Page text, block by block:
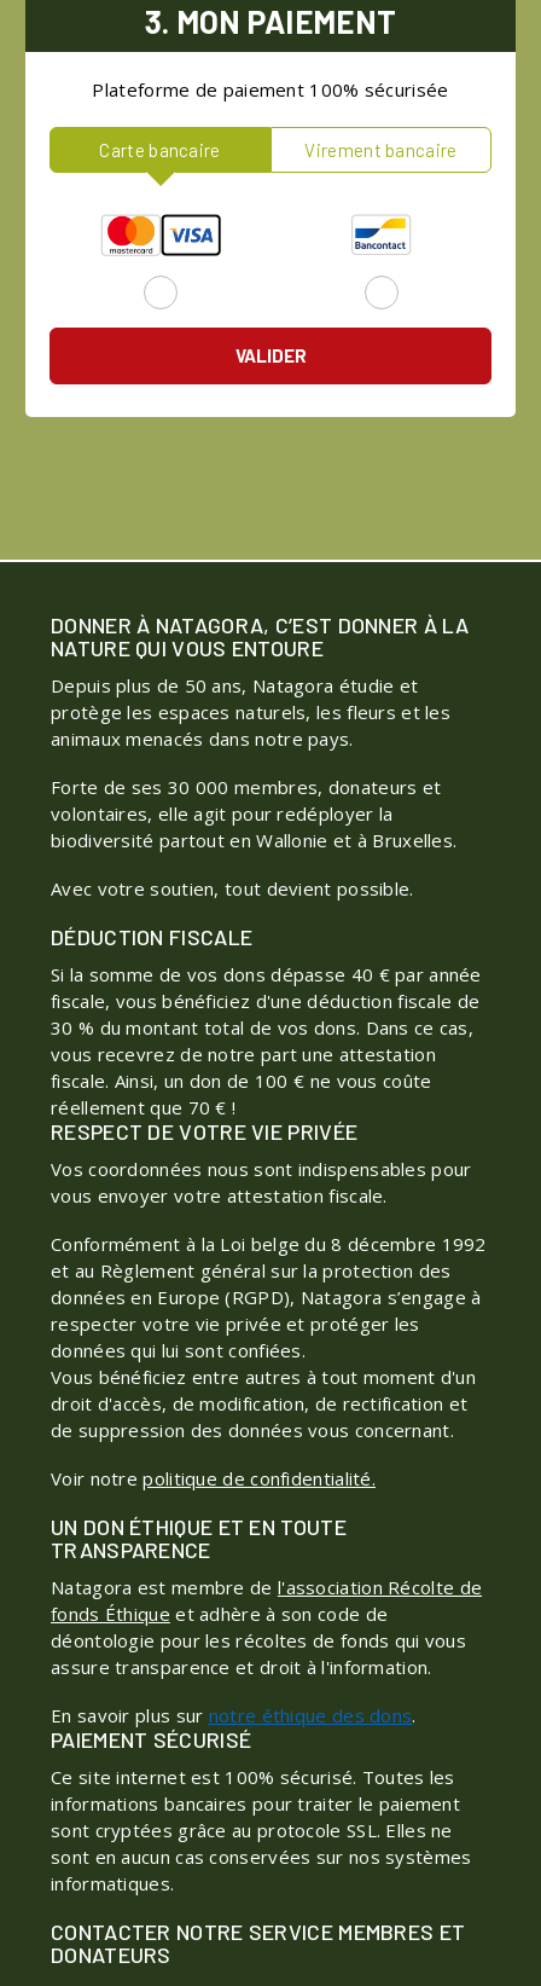
3. MON PAIEMENT
Plateforme de paiement 100% sécurisée
Carte bancaire Virement bancaire
VALIDER
DONNER À NATAGORA, C’EST DONNER À LA
NATURE QUI VOUS ENTOURE
Depuis plus de 50 ans, Natagora étudie et
protège les espaces naturels, les fleurs et les
animaux menacés dans notre pays.
Forte de ses 30 000 membres, donateurs et
volontaires, elle agit pour redéployer la
biodiversité partout en Wallonie et à Bruxelles.
Avec votre soutien, tout devient possible.
DÉDUCTION FISCALE
Si la somme de vos dons dépasse 40 € par année
fiscale, vous bénéficiez d'une déduction fiscale de
30 % du montant total de vos dons. Dans ce cas,
vous recevrez de notre part une attestation
fiscale. Ainsi, un don de 100 € ne vous coûte
réellement que 70 € !
RESPECT DE VOTRE VIE PRIVÉE
Vos coordonnées nous sont indispensables pour
vous envoyer votre attestation fiscale.
Conformément à la Loi belge du 8 décembre 1992
et au Règlement général sur la protection des
données en Europe (RGPD), Natagora s’engage à
respecter votre vie privée et protéger les
données qui lui sont confiées.
Vous bénéficiez entre autres à tout moment d'un
droit d'accès, de modification, de rectification et
de suppression des données vous concernant.
Voir notrepolitique de confidentialité.
UN DON ÉTHIQUE ET EN TOUTE
TRANSPARENCE
Natagora est membre de l'association Récolte de
fonds Éthique et adhère à son code de
déontologie pour les récoltes de fonds qui vous
assure transparence et droit à l'information.
En savoir plus sur notre éthique des dons.
PAIEMENT SÉCURISÉ
Ce site internet est 100% sécurisé. Toutes les
informations bancaires pour traiter le paiement
sont cryptées grâce au protocole SSL. Elles ne
sont en aucun cas conservées sur nos systèmes
informatiques.
CONTACTER NOTRE SERVICE MEMBRES ET
DONATEURS